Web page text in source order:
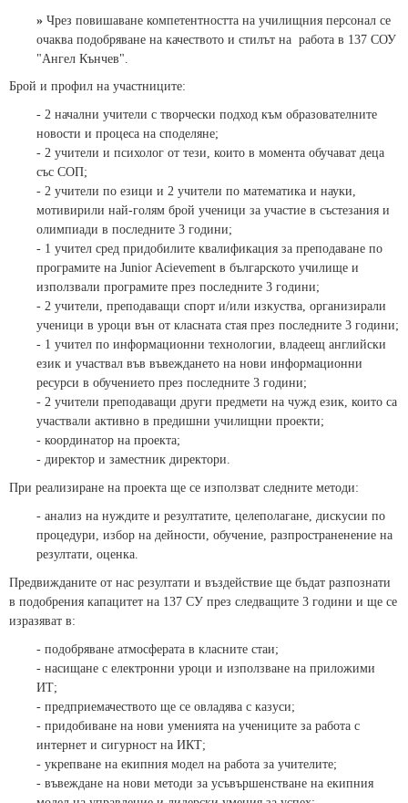
» Чрез повишаване компетентността на училищния персонал се
очаква подобряване на качеството и стилът на работа в 137 СОУ
"Ангел Кънчев".
Брой и профил на участниците:
- 2 начални учители с творчески подход към образователните
новости и процеса на споделяне;
- 2 учители и психолог от тези, които в момента обучават деца
със СОП;
- 2 учители по езици и 2 учители по математика и науки,
мотивирили най-голям брой ученици за участие в състезания и
олимпиади в последните 3 години;
- 1 учител сред придобилите квалификация за преподаване по
програмите на Junior Acievement в българското училище и
използвали програмите през последните 3 години;
- 2 учители, преподаващи спорт и/или изкуства, организирали
ученици в уроци вън от класната стая през последните 3 години;
- 1 учител по информационни технологии, владеещ английски
език и участвал във въвеждането на нови информационни
ресурси в обучението през последните 3 години;
- 2 учители преподаващи други предмети на чужд език, които са
участвали активно в предишни училищни проекти;
- координатор на проекта;
- директор и заместник директори.
При реализиране на проекта ще се използват следните методи:
- анализ на нуждите и резултатите, целеполагане, дискусии по
процедури, избор на дейности, обучение, разпространенение на
резултати, оценка.
Предвижданите от нас резултати и въздействие ще бъдат разпознати
в подобрения капацитет на 137 СУ през следващите 3 години и ще се
изразяват в:
- подобряване атмосферата в класните стаи;
- насищане с електронни уроци и използване на приложими
ИТ;
- предприемачеството ще се овладява с казуси;
- придобиване на нови уменията на учениците за работа с
интернет и сигурност на ИКТ;
- укрепване на екипния модел на работа за учителите;
- въвеждане на нови методи за усъвършенстване на екипния